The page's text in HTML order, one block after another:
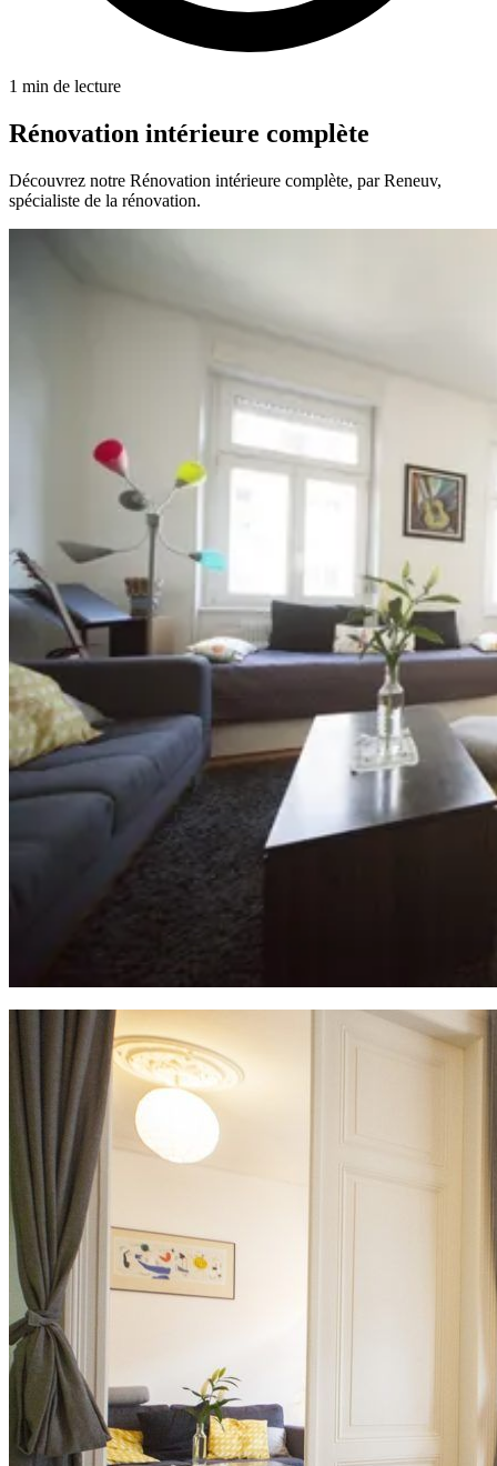
1 min de lecture
Rénovation intérieure complète
Découvrez notre Rénovation intérieure complète, par Reneuv,
spécialiste de la rénovation.